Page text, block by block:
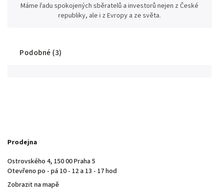
Máme řadu spokojených sběratelů a investorů nejen z České
republiky, ale i z Evropy a ze světa.
Podobné (3)
Prodejna
Ostrovského 4, 150 00 Praha 5
Otevřeno po - pá 10 - 12 a 13 - 17 hod
Zobrazit na mapě